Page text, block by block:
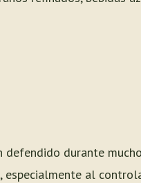
durante
especialmente al